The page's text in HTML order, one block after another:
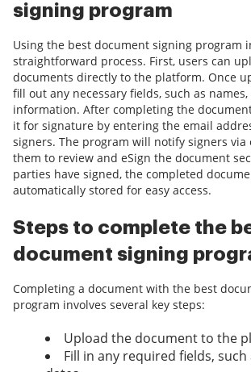
signing program
Using the best document signing program
straightforward process. First, users can
documents directly to the platform. Once
fill out any necessary fields, such as
information. After completing the
it for signature by entering the email
signers. The program will notify signers
them to review and eSign the document
parties have signed, the completed
automatically stored for easy access.
Steps to complete the
document signing
Completing a document with the best
program involves several key steps:
Upload the document to the
Fill in any required fields, such